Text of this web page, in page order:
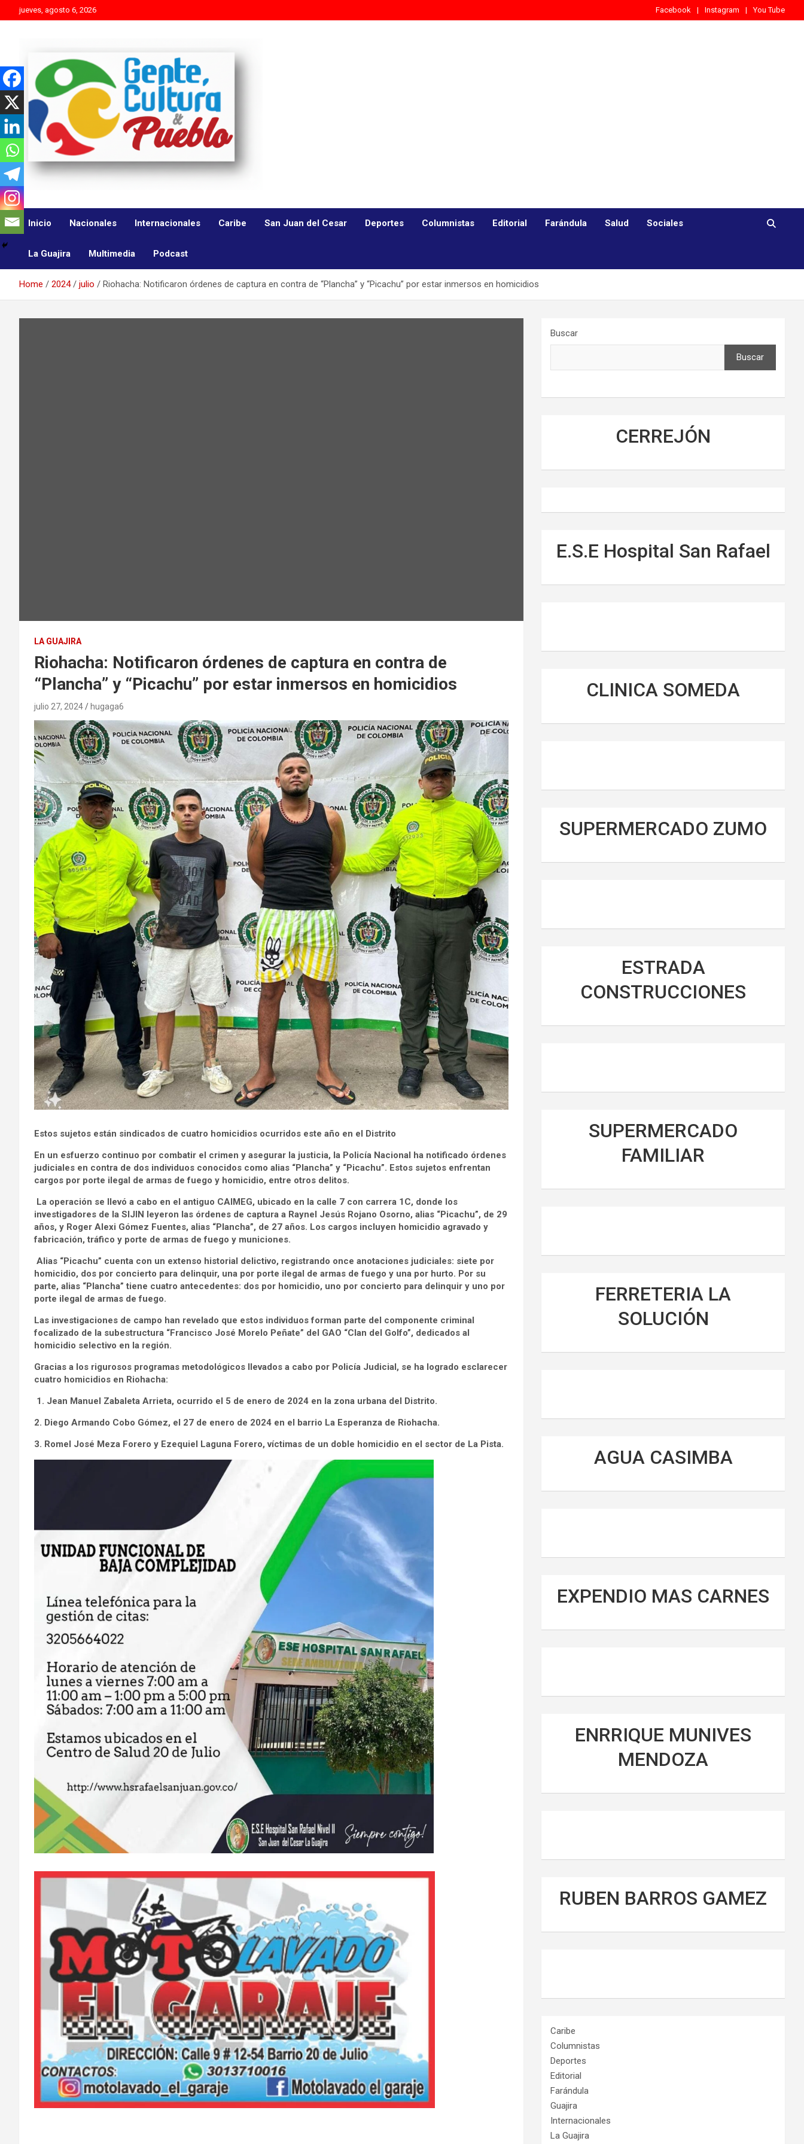
to
jueves, agosto 6, 2026 Facebook Instagram You Tube
Gente Cultura y Pueblo
Es mejor molestar con la verdad que agradar con adulaciones
Inicio Nacionales Internacionales Caribe San Juan del Cesar Deportes Columnistas Editorial Farándula Salud Sociales
La Guajira Multimedia Podcast
Home 2024 julio Riohacha: Notificaron órdenes de captura en contra de “Plancha” y “Picachu” por estar inmersos en homicidios
LA GUAJIRA
Riohacha: Notificaron órdenes de captura en contra de
“Plancha” y “Picachu” por estar inmersos en homicidios
julio 27, 2024 hugaga6
Estos sujetos están sindicados de cuatro homicidios ocurridos este año en el Distrito
En un esfuerzo continuo por combatir el crimen y asegurar la justicia, la Policía Nacional ha notificado órdenes
judiciales en contra de dos individuos conocidos como alias “Plancha” y “Picachu”. Estos sujetos enfrentan
cargos por porte ilegal de armas de fuego y homicidio, entre otros delitos.
La operación se llevó a cabo en el antiguo CAIMEG, ubicado en la calle 7 con carrera 1C, donde los
investigadores de la SIJIN leyeron las órdenes de captura a Raynel Jesús Rojano Osorno, alias “Picachu”, de 29
años, y Roger Alexi Gómez Fuentes, alias “Plancha”, de 27 años. Los cargos incluyen homicidio agravado y
fabricación, tráfico y porte de armas de fuego y municiones.
Alias “Picachu” cuenta con un extenso historial delictivo, registrando once anotaciones judiciales: siete por
homicidio, dos por concierto para delinquir, una por porte ilegal de armas de fuego y una por hurto. Por su
parte, alias “Plancha” tiene cuatro antecedentes: dos por homicidio, uno por concierto para delinquir y uno por
porte ilegal de armas de fuego.
Las investigaciones de campo han revelado que estos individuos forman parte del componente criminal
focalizado de la subestructura “Francisco José Morelo Peñate” del GAO “Clan del Golfo”, dedicados al
homicidio selectivo en la región.
Gracias a los rigurosos programas metodológicos llevados a cabo por Policía Judicial, se ha logrado esclarecer
cuatro homicidios en Riohacha:
1. Jean Manuel Zabaleta Arrieta, ocurrido el 5 de enero de 2024 en la zona urbana del Distrito.
2. Diego Armando Cobo Gómez, el 27 de enero de 2024 en el barrio La Esperanza de Riohacha.
3. Romel José Meza Forero y Ezequiel Laguna Forero, víctimas de un doble homicidio en el sector de La Pista.
Buscar
Buscar
CERREJÓN
E.S.E Hospital San Rafael
CLINICA SOMEDA
SUPERMERCADO ZUMO
ESTRADA
CONSTRUCCIONES
SUPERMERCADO
FAMILIAR
FERRETERIA LA
SOLUCIÓN
AGUA CASIMBA
EXPENDIO MAS CARNES
ENRRIQUE MUNIVES
MENDOZA
RUBEN BARROS GAMEZ
Caribe
Columnistas
Deportes
Editorial
Farándula
Guajira
Internacionales
La Guajira